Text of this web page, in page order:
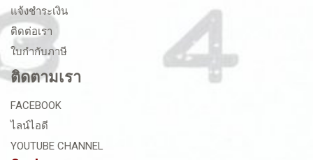
แจ้งชำระเงิน
ติดต่อเรา
ใบกำกับภาษี
ติดตามเรา
FACEBOOK
ไลน์ไอดี
YOUTUBE CHANNEL